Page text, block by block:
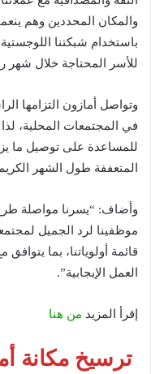
والمكان المحددين وهم
باستخدام شبكتنا
للأسر المحتاجة خلال شهر
وتواصل أمازون التزامها
في المجتمعات المحلية،
للمساعدة على توصيل ما
المتعففة طول الشهر
وأضاف: “يسرنا مواصلة طرح
موظفينا لرد الجميل
قائمة أولوياتنا، بما
العمل الإيجابية”.
إقرأ المزيد من هنا
ترسيخ مكانة